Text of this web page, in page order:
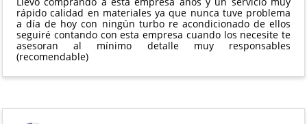
perfectas condiciones
rápido calidad en materiales ya que nunca tuve problema
a día de hoy con ningún turbo re acondicionado de ellos
seguiré contando con esta empresa cuando los necesite te
asesoran al mínimo detalle muy responsables
(recomendable)